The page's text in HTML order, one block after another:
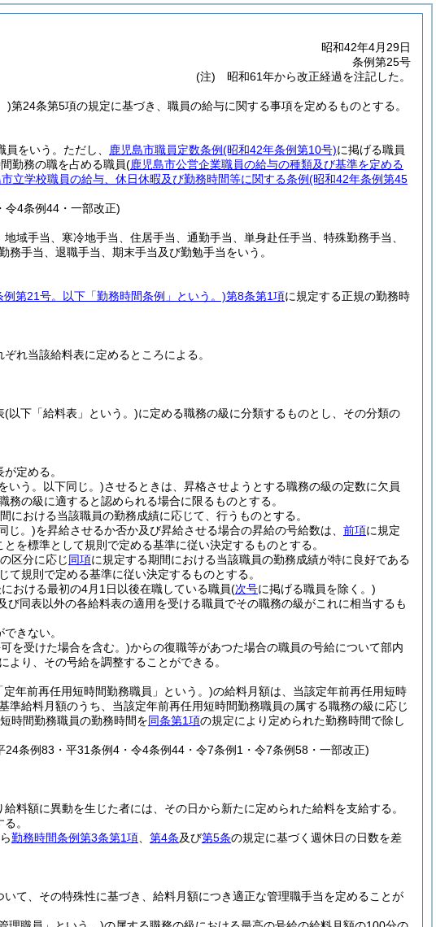
昭和42年4月29日
条例第25号
(注) 昭和61年から改正経過を注記した。
)第24条第5項の規定に基づき、職員の給与に関する事項を定めるものとする。
をいう。 ただし、 鹿児島市職員定数条例(昭和42年条例第10号)に掲げる職員
勤務の職を占める職員(鹿児島市公営企業職員の給与の種類及び基準を定める
市立学校職員の給与、休日休暇及び勤務時間等に関する条例(昭和42年条例第45
令4条例44・一部改正)
域手当、寒冷地手当、住居手当、通勤手当、単身赴任手当、特殊勤務手当、
手当、退職手当、期末手当及び勤勉手当をいう。
例第21号。以下「勤務時間条例」という。)第8条第1項に規定する正規の勤務時
れ当該給料表に定めるところによる。
(以下「給料表」という。)に定める職務の級に分類するものとし、その分類の
定める。
いう。以下同じ。)させるときは、昇格させようとする職務の級の定数に欠員
の級に適すると認められる場合に限るものとする。
おける当該職員の勤務成績に応じて、行うものとする。
じ。)を昇給させるか否か及び昇給させる場合の昇給の号給数は、 前項に規定
を標準として規則で定める基準に従い決定するものとする。
区分に応じ同項に規定する期間における当該職員の勤務成績が特に良好である
規則で定める基準に従い決定するものとする。
おける最初の4月1日以後在職している職員(次号に掲げる職員を除く。)
同表以外の各給料表の適用を受ける職員でその職務の級がこれに相当するも
きない。
を受けた場合を含む。)からの復職等があつた場合の職員の号給について部内
り、その号給を調整することができる。
定年前再任用短時間勤務職員」という。)の給料月額は、当該定年前再任用短時
給料月額のうち、当該定年前再任用短時間勤務職員の属する職務の級に応じ
時間勤務職員の勤務時間を同条第1項の規定により定められた勤務時間で除し
条例83・平31条例4・令4条例44・令7条例1・令7条例58・一部改正)
料額に異動を生じた者には、その日から新たに定められた給料を支給する。
。
勤務時間条例第3条第1項 第4条及び第5条の規定に基づく週休日の日数を差
て、その特殊性に基づき、給料月額につき適正な管理職手当を定めることが